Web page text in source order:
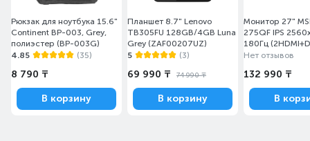
Рюкзак для ноутбука 15.6"
Continent BP-003, Grey,
полиэстер (BP-003G)
4.85
(35)
8 790 ₸
В корзину
Планшет 8.7" Lenovo
TB305FU 128GB/4GB Luna
Grey (ZAF00207UZ)
5
(3)
69 990 ₸ 74 990 ₸
В корзину
Монитор 27"
275QF IPS
180Гц
Нет отзывов
132 990 ₸
В